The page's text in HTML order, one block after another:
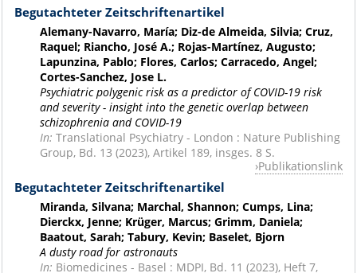
Begutachteter Zeitschriftenartikel
Alemany-Navarro, María; Diz-de Almeida, Silvia; Cruz,
Raquel; Riancho, José A.; Rojas-Martínez, Augusto;
Lapunzina, Pablo; Flores, Carlos; Carracedo, Angel;
Cortes-Sanchez, Jose L.
Psychiatric polygenic risk as a predictor of COVID-19 risk
and severity - insight into the genetic overlap between
schizophrenia and COVID-19
In: Translational Psychiatry - London : Nature Publishing
Group, Bd. 13 (2023), Artikel 189, insges. 8 S.
Publikationslink
Begutachteter Zeitschriftenartikel
Miranda, Silvana; Marchal, Shannon; Cumps, Lina;
Dierckx, Jenne; Krüger, Marcus; Grimm, Daniela;
Baatout, Sarah; Tabury, Kevin; Baselet, Bjorn
A dusty road for astronauts
In: Biomedicines - Basel : MDPI, Bd. 11 (2023), Heft 7,